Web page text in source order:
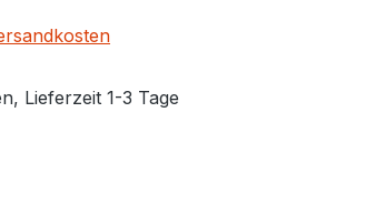
Lieferzeit 1-3 Tage